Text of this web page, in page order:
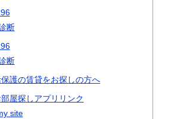
断
断
護の賃貸をお探しの方へ
屋探しアプリリンク
site